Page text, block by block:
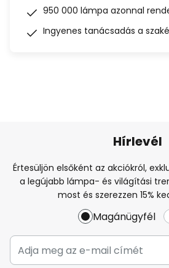
950 000 lámpa azonnal
Ingyenes tanácsadás a
Hírlevél
Értesüljön elsőként az akciókról,
a legújabb lámpa- és világítási
most és szerezzen 15%
Magánügyfél